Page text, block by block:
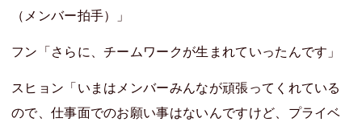
（メンバー拍手）」
フン「さらに、チームワークが生まれていったんです」
スヒョン「いまはメンバーみんなが頑張ってくれている
ので、仕事面でのお願い事はないんですけど、プライベ